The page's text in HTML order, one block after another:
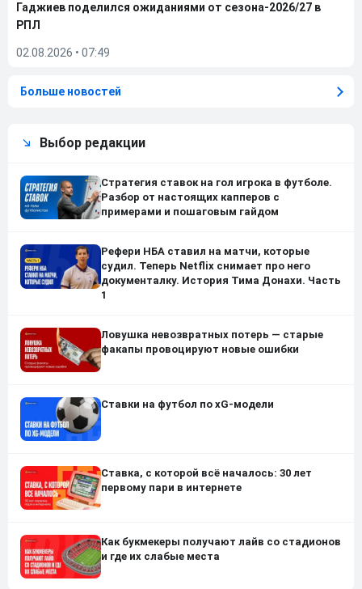
Гаджиев поделился ожиданиями от сезона-2026/27 в
РПЛ
02.08.2026 • 07:49
Больше новостей
Выбор редакции
Стратегия ставок на гол игрока в футболе.
Разбор от настоящих капперов с
примерами и пошаговым гайдом
Рефери НБА ставил на матчи, которые
судил. Теперь Netflix снимает про него
документалку. История Тима Донахи. Часть
1
Ловушка невозвратных потерь — старые
факапы провоцируют новые ошибки
Ставки на футбол по xG-модели
Ставка, с которой всё началось: 30 лет
первому пари в интернете
Как букмекеры получают лайв со стадионов
и где их слабые места